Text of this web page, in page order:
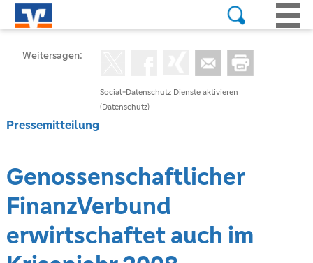
Social-Datenschutz Dienste aktivieren
(Datenschutz)
Weitersagen:
Pressemitteilung
Genossenschaftlicher
FinanzVerbund
erwirtschaftet auch im